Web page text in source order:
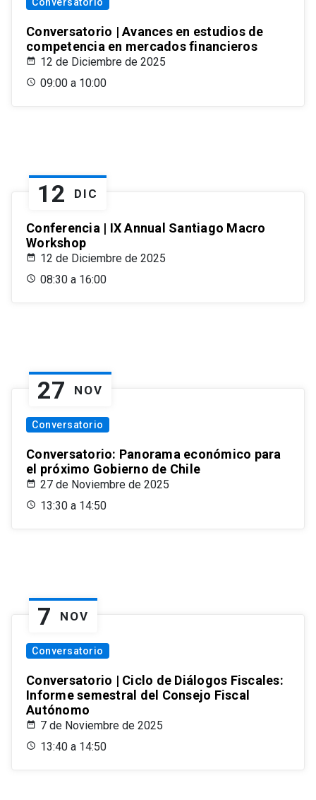
Conversatorio | Avances en estudios de
competencia en mercados financieros
12 de Diciembre de 2025
09:00 a 10:00
12 DIC
Conferencia | IX Annual Santiago Macro
Workshop
12 de Diciembre de 2025
08:30 a 16:00
27 NOV
Conversatorio
Conversatorio: Panorama económico para
el próximo Gobierno de Chile
27 de Noviembre de 2025
13:30 a 14:50
7 NOV
Conversatorio
Conversatorio | Ciclo de Diálogos Fiscales:
Informe semestral del Consejo Fiscal
Autónomo
7 de Noviembre de 2025
13:40 a 14:50